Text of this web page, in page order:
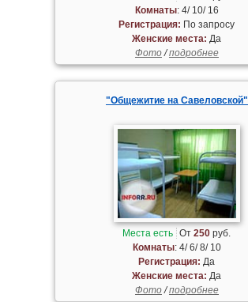
Комнаты: 4/ 10/ 16
Регистрация: По запросу
Женские места: Да
Фото/подробнее
"Общежитие на Савеловской"
Места есть От250 руб.
Комнаты: 4/ 6/ 8/ 10
Регистрация: Да
Женские места: Да
Фото/подробнее